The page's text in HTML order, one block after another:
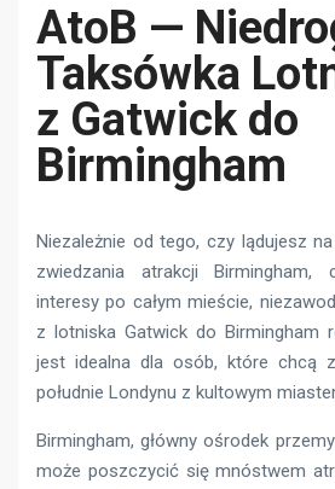
AtoB —
Taksówka
z Gatwick do
Birmingham
Niezależnie od tego, czy lądujesz
zwiedzania atrakcji
interesy po całym mieście,
z lotniska Gatwick do Birmingham
jest idealna dla osób, które chcą z
południe Londynu z kultowym
Birmingham, główny ośrodek
może poszczycić się mnóstwem